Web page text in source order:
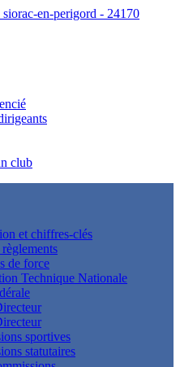
club
et chiffres-clés
règlements
de force
Technique Nationale
sportives
statutaires